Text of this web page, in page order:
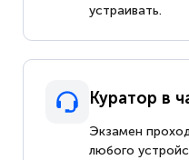
устраивать.
Куратор в
Экзамен
любого